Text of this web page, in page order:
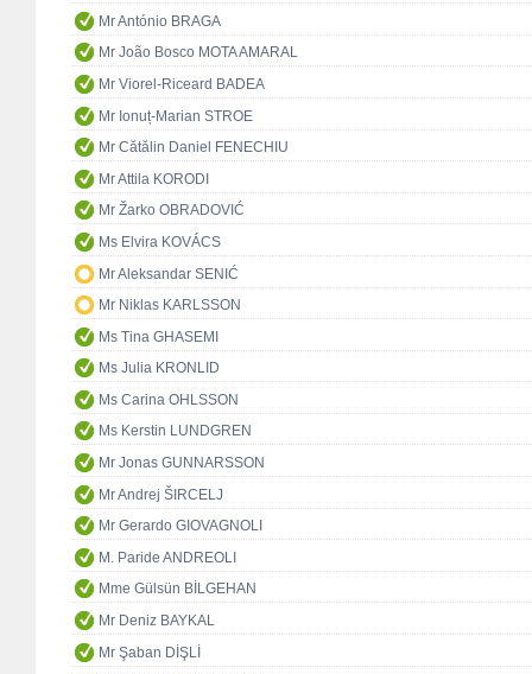
Mr António BRAGA
Mr João Bosco MOTA AMARAL
Mr Viorel-Riceard BADEA
Mr Ionuț-Marian STROE
Mr Cătălin Daniel FENECHIU
Mr Attila KORODI
Mr Žarko OBRADOVIĆ
Ms Elvira KOVÁCS
Mr Aleksandar SENIĆ
Mr Niklas KARLSSON
Ms Tina GHASEMI
Ms Julia KRONLID
Ms Carina OHLSSON
Ms Kerstin LUNDGREN
Mr Jonas GUNNARSSON
Mr Andrej ŠIRCELJ
Mr Gerardo GIOVAGNOLI
M. Paride ANDREOLI
Mme Gülsün BİLGEHAN
Mr Deniz BAYKAL
Mr Şaban DİŞLİ